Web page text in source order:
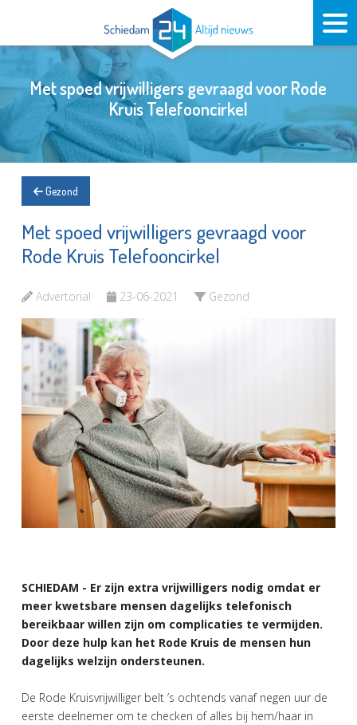
Met spoed vrijwilligers gevraagd voor Rode
Kruis Telefooncirkel
Gezond
Met spoed vrijwilligers gevraagd voor
Rode Kruis Telefooncirkel
Advertorial 23-06-2021 Gezond
SCHIEDAM - Er zijn extra vrijwilligers nodig omdat er
meer kwetsbare mensen dagelijks telefonisch
bereikbaar willen zijn om complicaties te vermijden.
Door deze hulp kan het Rode Kruis de mensen hun
dagelijks welzijn ondersteunen.
De Rode Kruisvrijwilliger belt ’s ochtends vanaf negen uur de
eerste deelnemer om te checken of alles bij hem/haar in